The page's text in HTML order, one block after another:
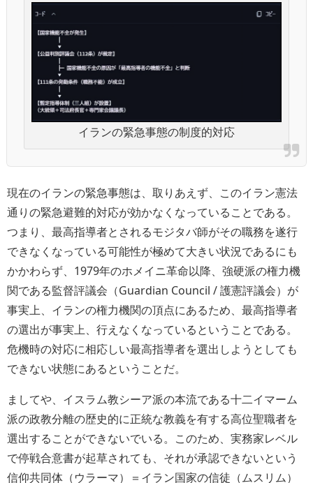
イランの緊急事態の制度的対応
現在のイランの緊急事態は、取りあえず、このイラン憲法
通りの緊急避難的対応が効かなくなっていることである。
つまり、最高指導者とされるモジタバ師がその職務を遂行
できなくなっている可能性が極めて大きい状況であるにも
かかわらず、1979年のホメイニ革命以降、強硬派の権力機
関である監督評議会（Guardian Council / 護憲評議会）が
事実上、イランの権力機関の頂点にあるため、最高指導者
の選出が事実上、行えなくなっているということである。
危機時の対応に相応しい最高指導者を選出しようとしても
できない状態にあるということだ。
ましてや、イスラム教シーア派の本流である十二イマーム
派の政教分離の歴史的に正統な教義を有する高位聖職者を
選出することができないでいる。このため、実務家レベル
で停戦合意書が起草されても、それが承認できないという
信仰共同体（ウラーマ）＝イラン国家の信徒（ムスリム）